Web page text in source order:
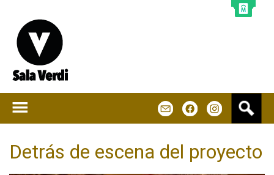
Detrás de escena del proyecto
s
a